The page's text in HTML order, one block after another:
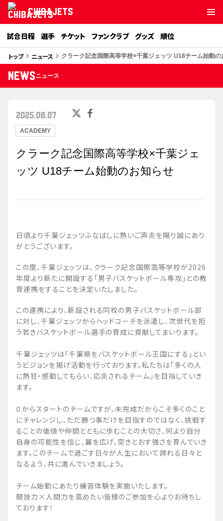
CHIBAJETS
試合日程 選手 チケット ファンクラブ グッズ 順位
トップkeyboard_arrow_right ニュース keyboard_arrow_right クラーク記念国際高等学校×千葉ジェッツ U18チーム始動の
NEWSニュース
ACADEMY
2025.08.07
クラーク記念国際高等学校×千葉ジェ
ッツ U18チーム始動のお知らせ
日頃より千葉ジェッツふなばしに熱いご声炎を賜り誠にあり
がとうございます。
この度、千葉ジェッツは、クラーク記念国際高等学校が2026
年度より新たに開設する「男子バスケットボール専攻」との教
育連携をすることを決定いたしました。
この連携により、新設される同校の男子バスケットボール部
に対し、千葉ジェッツからヘッドコーチを派遣し、次世代を担
う若きバスケットボール選手の育成に貢献してまいります。
千葉ジェッツは「千葉県をバスケットボール王国にする」とい
うビジョンを掲げ活動を行っております。私たちは「多くの人
に熱狂・感動してもらい、応炎されるチーム」を目指していき
ます。
０からスタートのチームですが、未完成だからこそ多くのこと
にチャレンジし、ただ勝つ事だけを目指すのではなく、挑戦す
ることの価値や仲間とともに歩むことの大切さ、何より自分
自身の可能性を信じ、翼を広げ、突きとおす強さを育んでいき
ます。このチームで過ごす日々が人生において誇れる日々と
なるよう、共に進んでいきましょう。
チーム始動にあたり練習体験を実施いたします。
競技力×人間力を高めたい皆様のご参加を心よりお待ちし
ております！